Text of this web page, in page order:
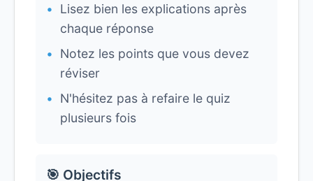
Lisez bien les explications après
chaque réponse
Notez les points que vous devez
réviser
N'hésitez pas à refaire le quiz
plusieurs fois
🎯 Objectifs